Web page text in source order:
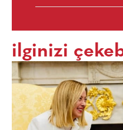
ilginizi